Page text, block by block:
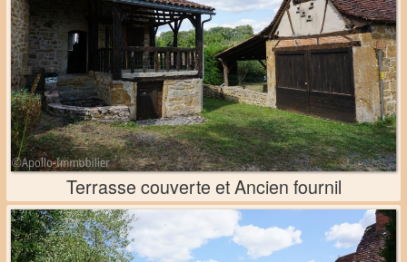
Terrasse couverte et Ancien fournil